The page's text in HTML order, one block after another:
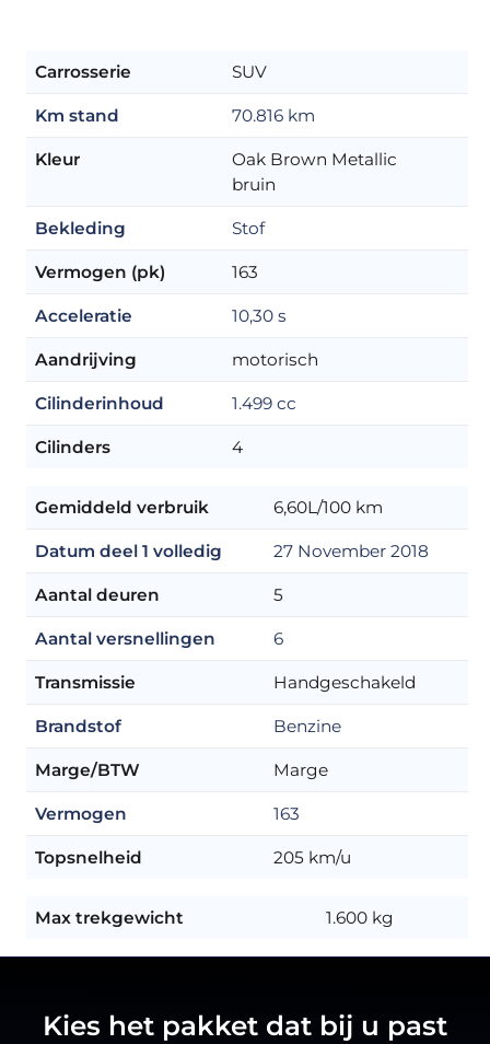
Carrosserie SUV
Km stand 70.816 km
Kleur
Oak Brown Metallic
bruin
Bekleding Stof
Vermogen (pk) 163
Acceleratie 10,30 s
Aandrijving motorisch
Cilinderinhoud 1.499 cc
Cilinders 4
Gemiddeld verbruik 6,60L/100 km
Datum deel 1 volledig 27 November 2018
Aantal deuren 5
Aantal versnellingen 6
Transmissie Handgeschakeld
Brandstof Benzine
Marge/BTW Marge
Vermogen 163
Topsnelheid 205 km/u
Max trekgewicht 1.600 kg
Kies het pakket dat bij u past